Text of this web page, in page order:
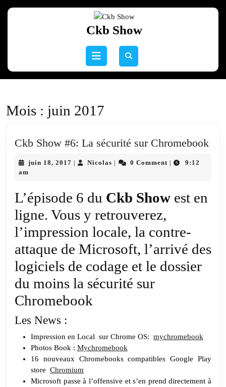
Ckb Show
Mois : juin 2017
Ckb Show #6: La sécurité sur Chromebook
juin 18, 2017 juin
| Nicolas Nicolas
| 0 Comment |
9:12
am
L’épisode 6 du Ckb Show est en
ligne. Vous y retrouverez,
l’impression locale, la contre-
attaque de Microsoft, l’arrivé des
logiciels de codage et le dossier
du moins la sécurité sur
Chromebook
Les News :
Impression en Local sur Chrome OS: mychromebook
Photos Book : Mychromebook
16 nouveaux Chromebooks compatibles Google Play
store Chromium
Microsoft passe à l’offensive et s’en prend directement à